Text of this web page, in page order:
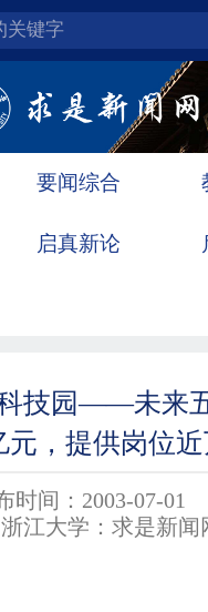
要闻综合
启真新论
技园——未来
元，提供岗位
时间：2003-07-01
江大学：求是新闻